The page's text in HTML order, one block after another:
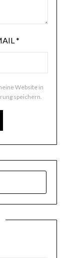
*
Website in
speichern.